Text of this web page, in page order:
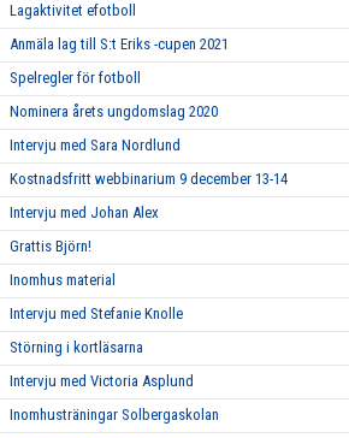
Lagaktivitet efotboll
Anmäla lag till S:t Eriks -cupen 2021
Spelregler för fotboll
Nominera årets ungdomslag 2020
Intervju med Sara Nordlund
Kostnadsfritt webbinarium 9 december 13-14
Intervju med Johan Alex
Grattis Björn!
Inomhus material
Intervju med Stefanie Knolle
Störning i kortläsarna
Intervju med Victoria Asplund
Inomhusträningar Solbergaskolan